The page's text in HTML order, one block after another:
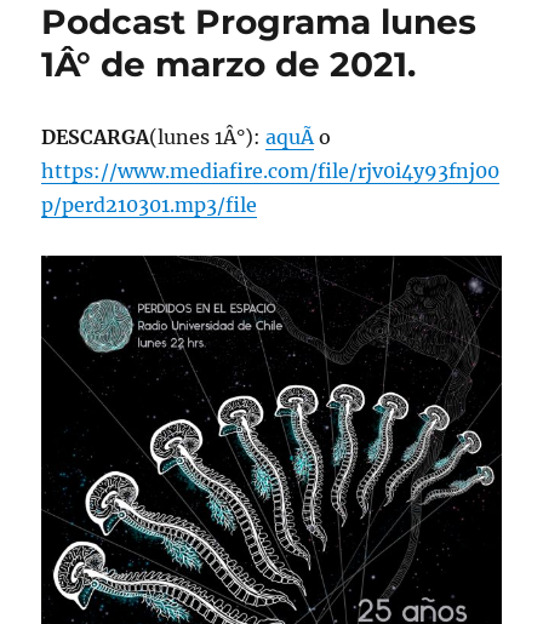
Podcast Programa lunes
1Â° de marzo de 2021.
DESCARGA(lunes 1Â°):aquÃ­o
https://www.mediafire.com/file/rjv0i4y93fnj00
p/perd210301.mp3/file